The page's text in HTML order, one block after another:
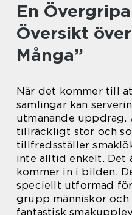
En
Översikt
Många”
När det kommer till
samlingar kan
utmanande uppdrag.
tillräckligt stor och
tillfredsställer
inte alltid enkelt. Det
kommer in i bilden.
speciellt utformad
grupp människor
fantastisk